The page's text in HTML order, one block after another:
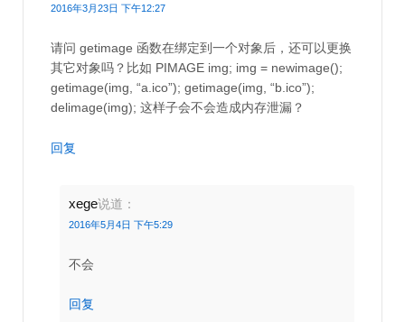
2016年3月23日 下午12:27
请问 getimage 函数在绑定到一个对象后，还可以更换
其它对象吗？比如 PIMAGE img; img = newimage();
getimage(img, “a.ico”); getimage(img, “b.ico”);
delimage(img); 这样子会不会造成内存泄漏？
回复
xege说道：
2016年5月4日 下午5:29
不会
回复